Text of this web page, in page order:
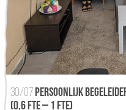
30/07Persoonlijk
(0,6 fte – 1 fte)